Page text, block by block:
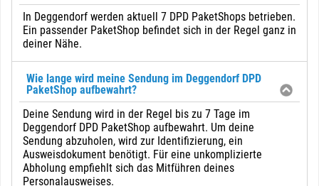
In Deggendorf werden aktuell 7 DPD PaketShops betrieben.
Ein passender PaketShop befindet sich in der Regel ganz in
deiner Nähe.
Wie lange wird meine Sendung im Deggendorf DPD
PaketShop aufbewahrt?
Deine Sendung wird in der Regel bis zu 7 Tage im
Deggendorf DPD PaketShop aufbewahrt. Um deine
Sendung abzuholen, wird zur Identifizierung, ein
Ausweisdokument benötigt. Für eine unkomplizierte
Abholung empfiehlt sich das Mitführen deines
Personalausweises.